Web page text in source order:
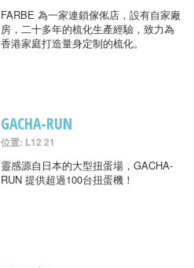
FARBE 為一家連鎖傢俬店，設有自家廠
房，二十多年的梳化生產經驗，致力為
香港家庭打造量身定制的梳化。
GACHA-RUN
位置: L12 21
靈感源自日本的大型扭蛋場，GACHA-
RUN 提供超過100台扭蛋機！